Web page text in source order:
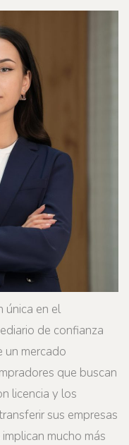
única en el
de confianza
un mercado
que buscan
licencia y los
sus empresas
mucho más